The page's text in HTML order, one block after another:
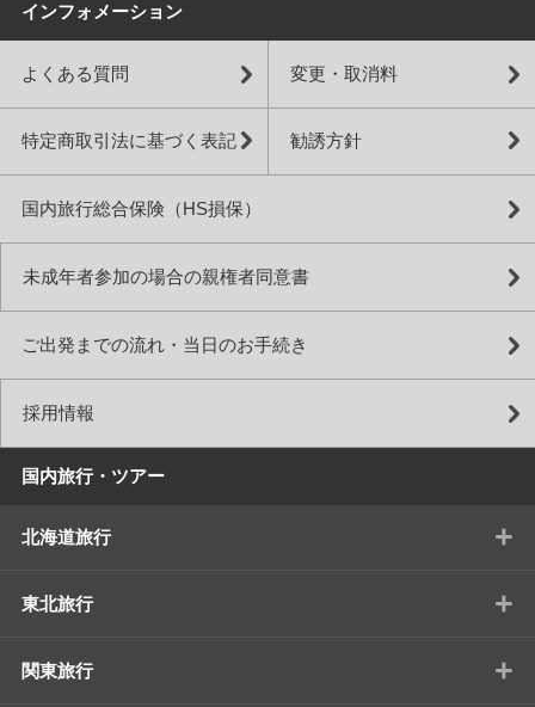
インフォメーション
よくある質問 変更・取消料
特定商取引法に基づく表記 勧誘方針
国内旅行総合保険（HS損保）
未成年者参加の場合の親権者同意書
ご出発までの流れ・当日のお手続き
採用情報
国内旅行・ツアー
北海道旅行 +
東北旅行 +
関東旅行 +